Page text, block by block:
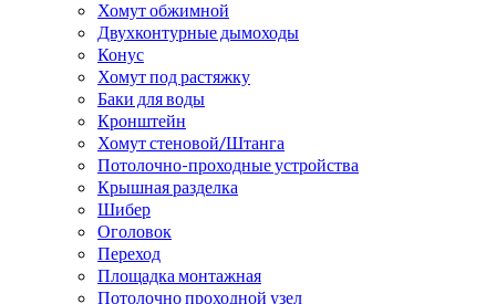
Хомут обжимной
Двухконтурные дымоходы
Конус
Хомут под растяжку
Баки для воды
Кронштейн
Хомут стеновой/Штанга
Потолочно-проходные устройства
Крышная разделка
Шибер
Оголовок
Переход
Площадка монтажная
Потолочно проходной узел